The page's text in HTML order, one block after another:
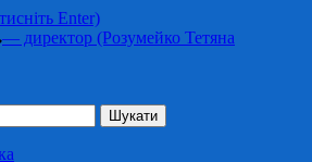
Enter)
— директор (Розумейко Тетяна